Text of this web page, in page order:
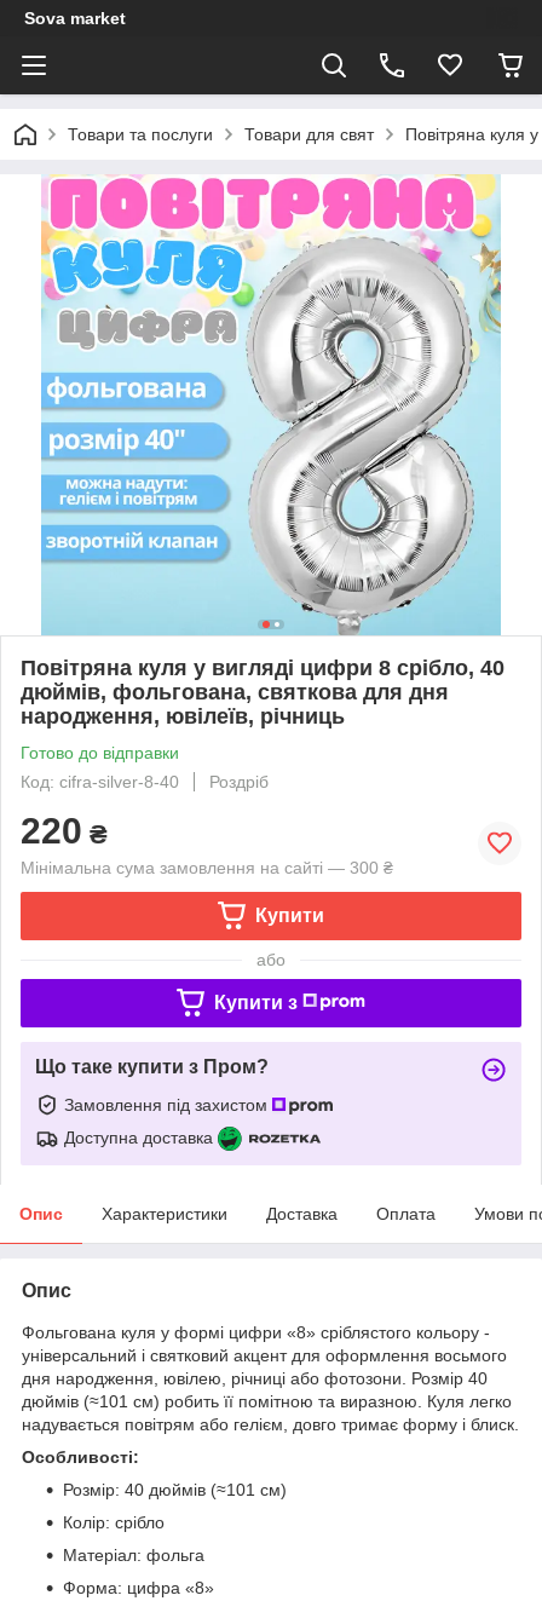
Sova market
Товари та послуги Товари для свят Повітряна куля
Повітряна куля у вигляді цифри 8 срібло, 40
дюймів, фольгована, святкова для дня
народження, ювілеїв, річниць
Готово до відправки
Код: cifra-silver-8-40
Роздріб
220 ₴
Мінімальна сума замовлення на сайті — 300 ₴
Купити
або
Купити з
Що таке купити з Пром?
Замовлення під захистом
Доступна доставка
Опис Характеристики Доставка Оплата Умови
Опис
Фольгована куля у формі цифри «8» сріблястого кольору -
універсальний і святковий акцент для оформлення восьмого
дня народження, ювілею, річниці або фотозони. Розмір 40
дюймів (≈101 см) робить її помітною та виразною. Куля легко
надувається повітрям або гелієм, довго тримає форму і блиск.
Особливості:
Розмір: 40 дюймів (≈101 см)
Колір: срібло
Матеріал: фольга
Форма: цифра «8»